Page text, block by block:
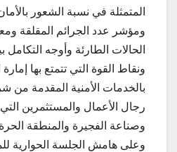
المتمثلة في نسبة الشعور
ومؤشر عدد الجرائم المقلقة
الحالات الطارئة وأوجه التكامل
ونقاط القوة التي تتمتع بها
بالخدمات الأمنية المقدمة من
رجال الأعمال والمستثمرين
وصناعة الفجيرة والمنطقة
وعلى هامش الجلسة الحوارية